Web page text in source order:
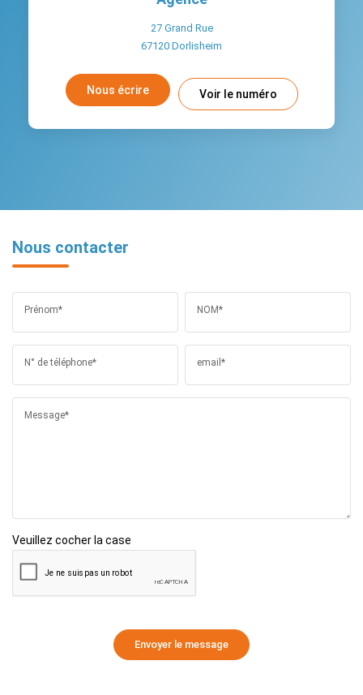
27 Grand Rue
67120 Dorlisheim
Nous écrire Voir le numéro
Nous contacter
Prénom* NOM*
N° de téléphone* email*
Message*
Veuillez cocher la case
Envoyer le message